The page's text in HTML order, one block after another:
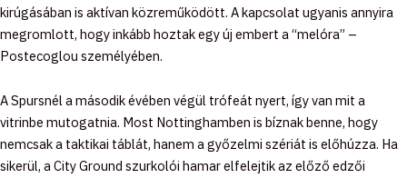
kirúgásában is aktívan közreműködött. A kapcsolat ugyanis annyira
megromlott, hogy inkább hoztak egy új embert a “melóra” –
Postecoglou személyében.
A Spursnél a második évében végül trófeát nyert, így van mit a
vitrinbe mutogatnia. Most Nottinghamben is bíznak benne, hogy
nemcsak a taktikai táblát, hanem a győzelmi szériát is előhúzza. Ha
sikerül, a City Ground szurkolói hamar elfelejtik az előző edzői